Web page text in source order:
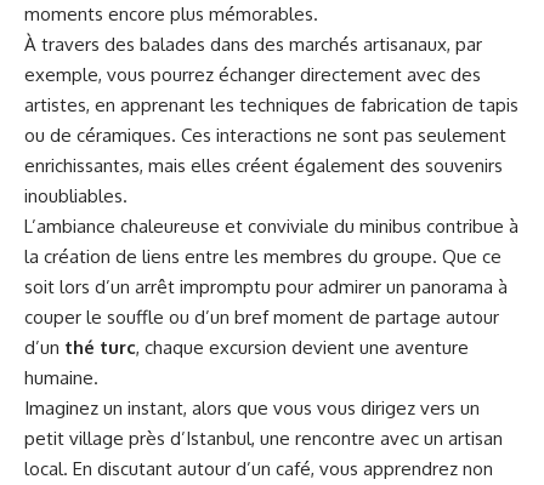
moments encore plus mémorables.
À travers des balades dans des marchés artisanaux, par
exemple, vous pourrez échanger directement avec des
artistes, en apprenant les techniques de fabrication de tapis
ou de céramiques. Ces interactions ne sont pas seulement
enrichissantes, mais elles créent également des souvenirs
inoubliables.
L’ambiance chaleureuse et conviviale du minibus contribue à
la création de liens entre les membres du groupe. Que ce
soit lors d’un arrêt impromptu pour admirer un panorama à
couper le souffle ou d’un bref moment de partage autour
d’un thé turc, chaque excursion devient une aventure
humaine.
Imaginez un instant, alors que vous vous dirigez vers un
petit village près d’Istanbul, une rencontre avec un artisan
local. En discutant autour d’un café, vous apprendrez non